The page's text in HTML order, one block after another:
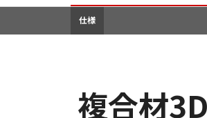
仕様
複合材